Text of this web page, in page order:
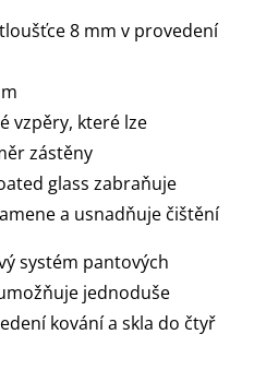
8 mm v provedení
vzpěry, které lze
zástěny
glass zabraňuje
a usnadňuje čištění
systém pantových
jednoduše
kování a skla do čtyř